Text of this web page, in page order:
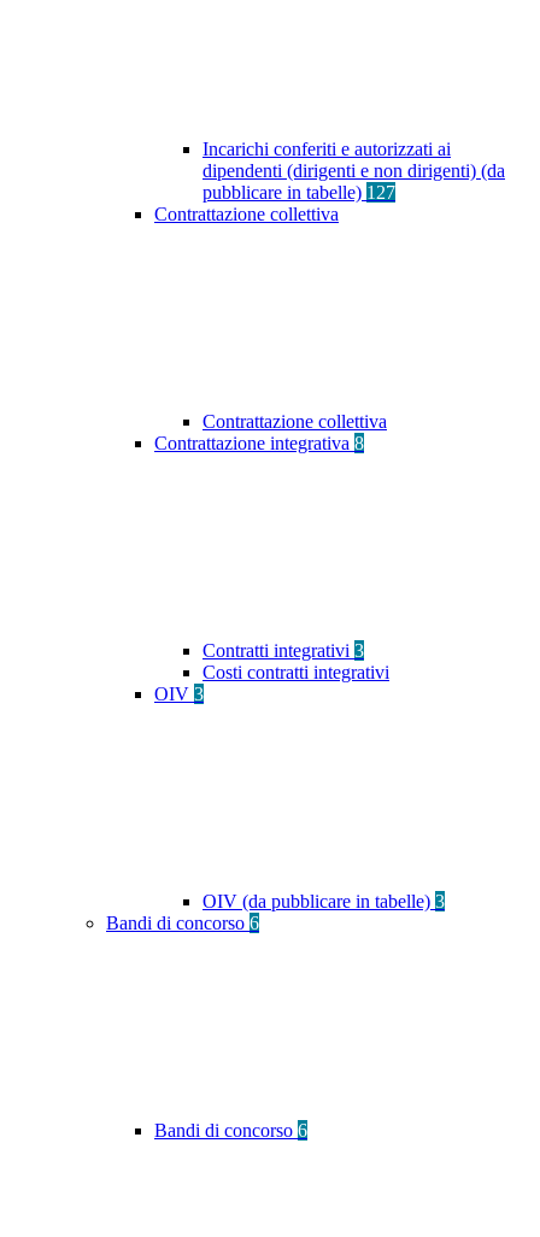
Incarichi conferiti e autorizzati ai
dipendenti (dirigenti e non dirigenti) (da
pubblicare in tabelle) 127
Contrattazione collettiva
Contrattazione collettiva
Contrattazione integrativa 8
Contratti integrativi 3
Costi contratti integrativi
OIV 3
OIV (da pubblicare in tabelle) 3
Bandi di concorso 6
Bandi di concorso 6